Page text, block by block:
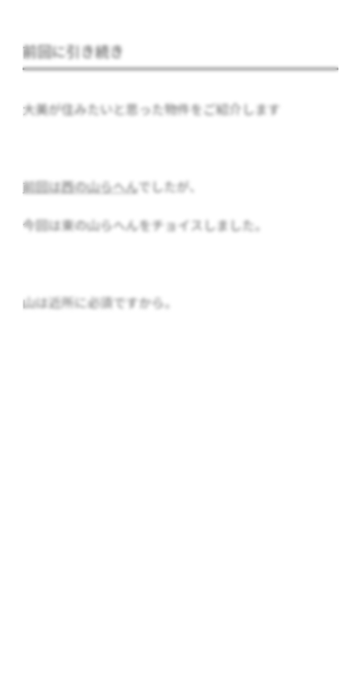
前回に引き続き
大美が住みたいと思った物件をご紹介します
前回は西の山らへんでしたが、
今回は東の山らへんをチョイスしました。
山は近所に必須ですから。